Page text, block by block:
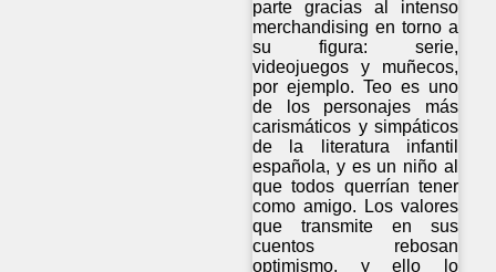
parte gracias al intenso
merchandising en torno a
su figura: serie,
videojuegos y muñecos,
por ejemplo. Teo es uno
de los personajes más
carismáticos y simpáticos
de la literatura infantil
española, y es un niño al
que todos querrían tener
como amigo. Los valores
que transmite en sus
cuentos rebosan
optimismo, y ello lo